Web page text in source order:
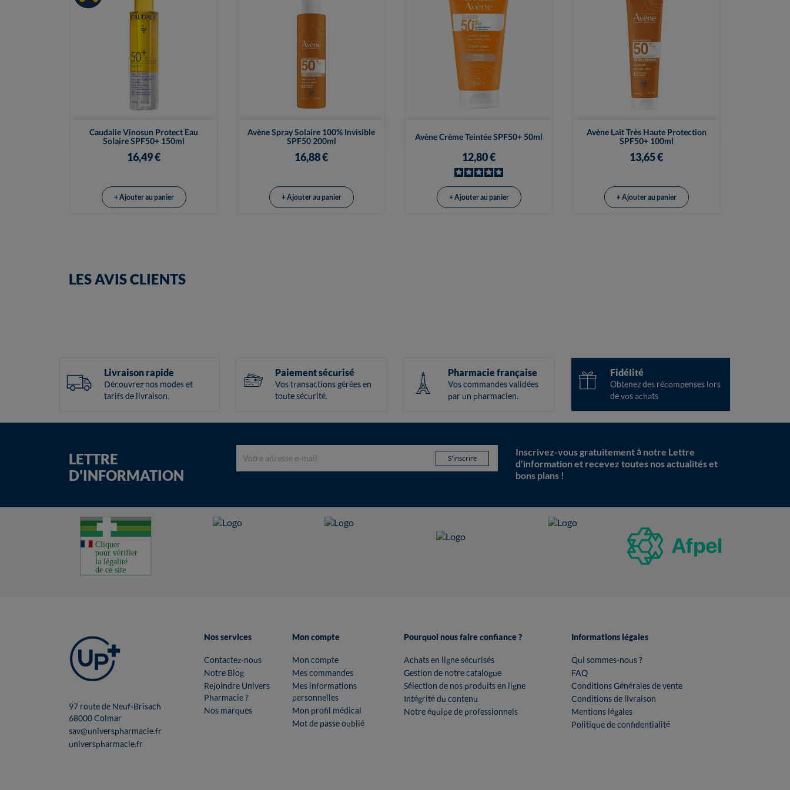
Caudalie Vinosun Protect Eau
Solaire SPF50+ 150ml
16,49 €
Vue rapide
+ Ajouter au panier
Avène Spray Solaire 100% Invisible
SPF50 200ml
16,88 €
Vue rapide
+ Ajouter au panier
Avène Crème Teintée SPF50+ 50ml
12,80 €
 Vue rapide
+ Ajouter au panier
Avène Lait Très Haute Protection
SPF50+ 100ml
13,65 €
Vue rapide
+ Ajouter au panier
LES AVIS CLIENTS
Livraison rapide
Découvrez nos modes et
tarifs de livraison.
Paiement sécurisé
Vos transactions gérées en
toute sécurité.
Pharmacie française
Vos commandes validées
par un pharmacien.
Fidélité
Obtenez des récompenses lors
de vos achats
LETTRE
D'INFORMATION
Inscrivez-vous gratuitement à notre Lettre
d'information et recevez toutes nos actualités et
bons plans !
97 route de Neuf-Brisach
68000 Colmar
sav@universpharmacie.fr
universpharmacie.fr
Nos services
Contactez-nous
Notre Blog
Rejoindre Univers
Pharmacie ?
Nos marques
Mon compte
Mon compte
Mes commandes
Mes informations
personnelles
Mon profil médical
Mot de passe oublié
Pourquoi nous faire confiance ?
Achats en ligne sécurisés
Gestion de notre catalogue
Sélection de nos produits en ligne
Intégrité du contenu
Notre équipe de professionnels
Informations légales
Qui sommes-nous ?
FAQ
Conditions Générales de vente
Conditions de livraison
Mentions légales
Politique de confidentialité